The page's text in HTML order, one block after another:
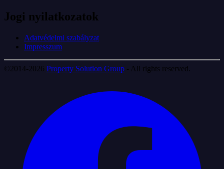
Jogi nyilatkozatok
Adatvédelmi szabályzat
Impresszum
©2014-2026 Property Solution Group - All rights reserved.